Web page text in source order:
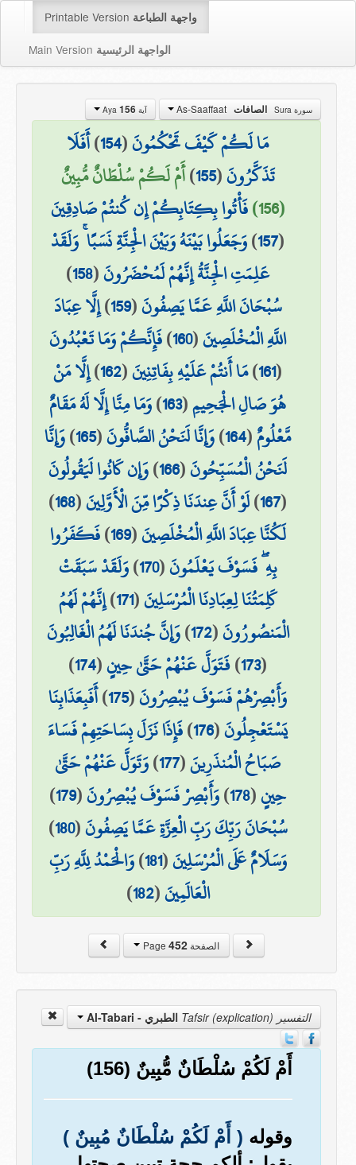
Printable Version واجهة الطباعة
Main Version الواجهة الرئيسية
سورة Sura الصافات As-Saaffaat آية Aya156
مَا لَكُمْ كَيْفَ تَحْكُمُونَ(
154
)أَفَلَا
تَذَكَّرُونَ(
155
)أَمْ لَكُمْ سُلْطَانٌ مُّبِينٌ
(156)
فَأْتُوا بِكِتَابِكُمْ إِن كُنتُمْ صَادِقِينَ
(
157
)وَجَعَلُوا بَيْنَهُ وَبَيْنَ الْجِنَّةِ نَسَبًا ۚ وَلَقَدْ
عَلِمَتِ الْجِنَّةُ إِنَّهُمْ لَمُحْضَرُونَ(
158
)
سُبْحَانَ اللَّهِ عَمَّا يَصِفُونَ(
159
)إِلَّا عِبَادَ
اللَّهِ الْمُخْلَصِينَ(
160
)فَإِنَّكُمْ وَمَا تَعْبُدُونَ
(
161
)مَا أَنتُمْ عَلَيْهِ بِفَاتِنِينَ(
162
)إِلَّا مَنْ
هُوَ صَالِ الْجَحِيمِ(
163
)وَمَا مِنَّا إِلَّا لَهُ مَقَامٌ
مَّعْلُومٌ(
164
)وَإِنَّا لَنَحْنُ الصَّافُّونَ(
165
)وَإِنَّا
لَنَحْنُ الْمُسَبِّحُونَ(
166
)وَإِن كَانُوا لَيَقُولُونَ
(
167
)لَوْ أَنَّ عِندَنَا ذِكْرًا مِّنَ الْأَوَّلِينَ(
168
)
لَكُنَّا عِبَادَ اللَّهِ الْمُخْلَصِينَ(
169
)فَكَفَرُوا
بِهِ ۖ فَسَوْفَ يَعْلَمُونَ(
170
)وَلَقَدْ سَبَقَتْ
كَلِمَتُنَا لِعِبَادِنَا الْمُرْسَلِينَ(
171
)إِنَّهُمْ لَهُمُ
الْمَنصُورُونَ(
172
)وَإِنَّ جُندَنَا لَهُمُ الْغَالِبُونَ
(
173
)فَتَوَلَّ عَنْهُمْ حَتَّىٰ حِينٍ(
174
)
وَأَبْصِرْهُمْ فَسَوْفَ يُبْصِرُونَ(
175
)أَفَبِعَذَابِنَا
يَسْتَعْجِلُونَ(
176
)فَإِذَا نَزَلَ بِسَاحَتِهِمْ فَسَاءَ
صَبَاحُ الْمُنذَرِينَ(
177
)وَتَوَلَّ عَنْهُمْ حَتَّىٰ
حِينٍ(
178
)وَأَبْصِرْ فَسَوْفَ يُبْصِرُونَ(
179
)
سُبْحَانَ رَبِّكَ رَبِّ الْعِزَّةِ عَمَّا يَصِفُونَ(
180
)
وَسَلَامٌ عَلَى الْمُرْسَلِينَ(
181
)وَالْحَمْدُ لِلَّهِ رَبِّ
الْعَالَمِينَ(
182
)
الصفحة Page452
التفسير Tafsir (explication) الطبري - Al-Tabari
أَمْ لَكُمْ سُلْطَانٌ مُّبِينٌ (156)
وقوله ( أَمْ لَكُمْ سُلْطَانٌ مُبِينٌ )